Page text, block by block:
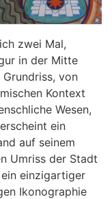
zwei Mal,
in der Mitte
von
Kontext
Wesen,
ein
auf seinem
Umriss der Stadt
einzigartiger
Ikonographie